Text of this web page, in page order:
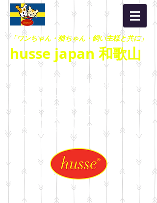
「ワンちゃん・猫ちゃん・飼い主様と共に」
husse japan 和歌山
HEALTHY LIFESTYLE：HEALTHY
LIFESTYLE：HEALTHY
LIFESTYLE：HEALTHY
LIFESTYLE：HEALTHY
LIFESTYLE：HEALTHY